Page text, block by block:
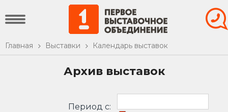
Главная Выставки Календарь выставок
Архив выставок
Период c: